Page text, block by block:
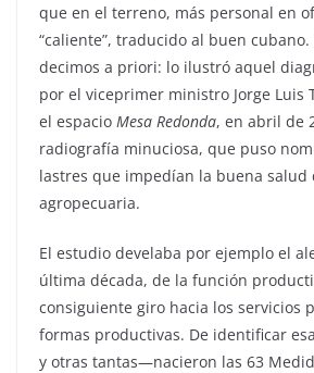
que en el terreno, más personal en
“caliente”, traducido al buen cubano.
decimos a priori: lo ilustró aquel
por el viceprimer ministro Jorge Luis
el espacio Mesa Redonda, en abril de
radiografía minuciosa, que puso
lastres que impedían la buena salud
agropecuaria.
El estudio develaba por ejemplo el
última década, de la función
consiguiente giro hacia los servicios
formas productivas. De identificar
y otras tantas—nacieron las 63